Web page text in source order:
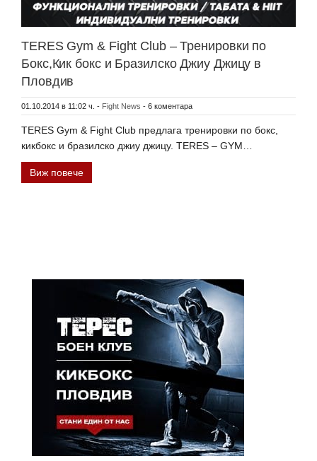
TERES Gym & Fight Club – Тренировки по
Бокс,Кик бокс и Бразилско Джиу Джицу в
Пловдив
01.10.2014 в 11:02 ч. - Fight News - 6 коментара
TERES Gym & Fight Club предлага тренировки по бокс,
кикбокс и бразилско джиу джицу. TERES – GYM…
Виж повече